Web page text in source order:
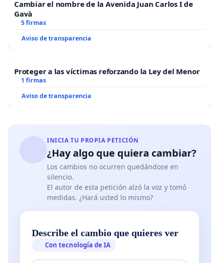
Cambiar el nombre de la Avenida Juan Carlos I de
Gavà
5 firmas
Aviso de transparencia
Proteger a las víctimas reforzando la Ley del Menor
1 firmas
Aviso de transparencia
INICIA TU PROPIA PETICIÓN
¿Hay algo que quiera cambiar?
Los cambios no ocurren quedándose en
silencio.
El autor de esta petición alzó la voz y tomó
medidas. ¿Hará usted lo mismo?
Describe el cambio que quieres ver
Con tecnología de IA